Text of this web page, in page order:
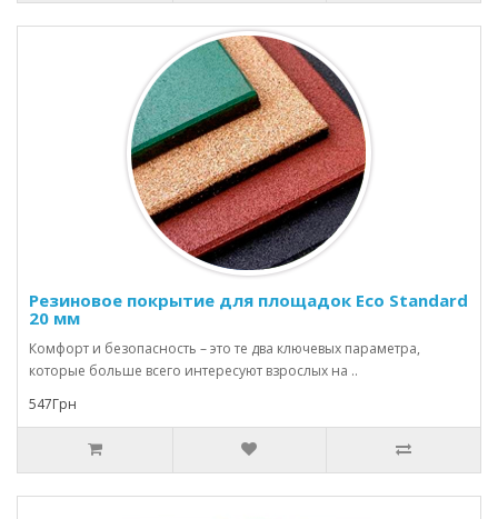
Резиновое покрытие для площадок Eco Standard
20 мм
Комфорт и безопасность – это те два ключевых параметра,
которые больше всего интересуют взрослых на ..
547Грн